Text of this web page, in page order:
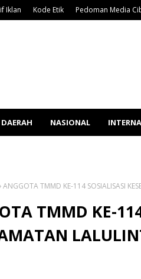
Iklan Kode Etik Pedoman Media
DAERAH NASIONAL
ANGGOTA TMMD KE-114 SOSIALISASI
TMMD KE-